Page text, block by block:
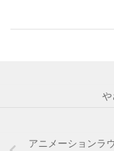
や
アニメーションラ